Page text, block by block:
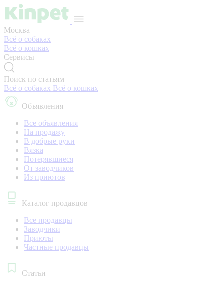
Москва
Всё о собаках
Всё о кошках
Сервисы
Поиск по статьям
Всё о собаках Всё о кошках
Объявления
Все объявления
На продажу
В добрые руки
Вязка
Потерявшиеся
От заводчиков
Из приютов
Каталог продавцов
Все продавцы
Заводчики
Приюты
Частные продавцы
Статьи